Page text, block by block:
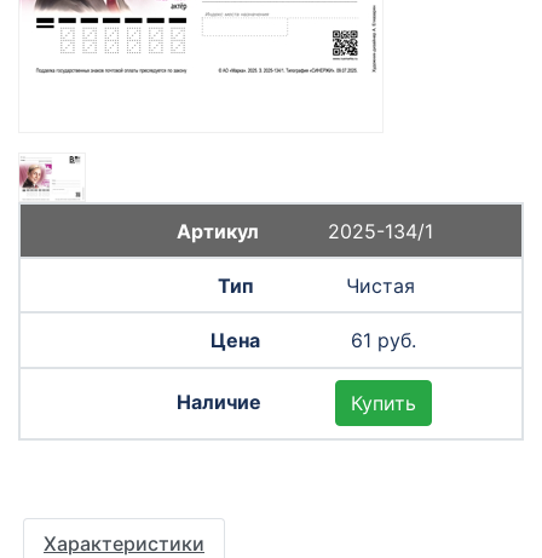
2025-134/1
Чистая
61 руб.
Купить
Характеристики